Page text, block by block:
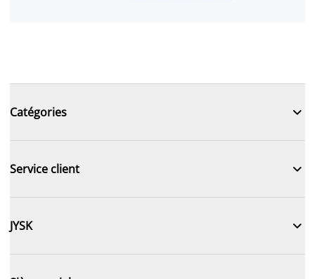
Catégories 
Service client 
JYSK 